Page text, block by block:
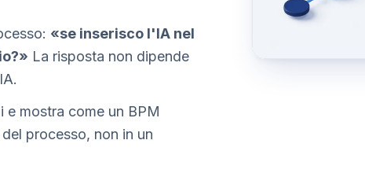
«se inserisco l'IA nel
La risposta non dipende
mostra come un BPM
processo, non in un